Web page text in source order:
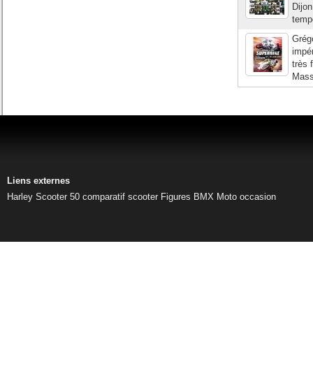
très
Liens externes
Harley Scooter 50 comparatif scooter Figures BMX Moto occasion